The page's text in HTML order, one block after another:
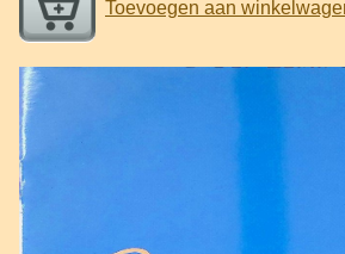
Toevoegen aan